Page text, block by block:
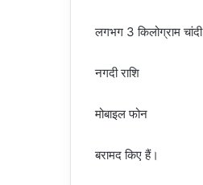
लगभग 3 किलोग्राम चांदी
नगदी राशि
मोबाइल फोन
बरामद किए हैं।